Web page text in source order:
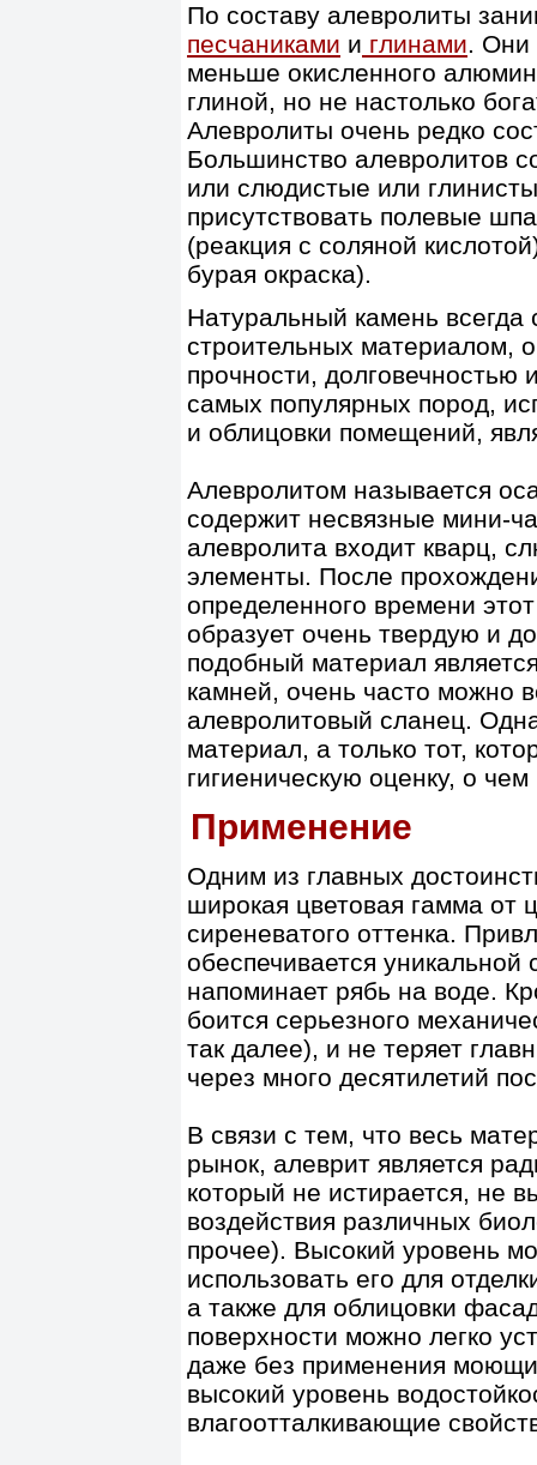
По составу алевролиты
песчаниками и глинами. Они
меньше окисленного
глиной, но не настолько
Алевролиты очень редко
Большинство алевролитов
или слюдистые или
присутствовать полевые
(реакция с соляной
бурая окраска).
Натуральный камень
строительных материалом,
прочности, долговечностью
самых популярных пород,
и облицовки помещений,
Алевролитом называется
содержит несвязные мини-
алевролита входит кварц,
элементы. После
определенного времени
образует очень твердую и
подобный материал
камней, очень часто можно
алевролитовый сланец.
материал, а только тот,
гигиеническую оценку, о
Применение
Одним из главных
широкая цветовая гамма от
сиреневатого оттенка.
обеспечивается уникальной
напоминает рябь на воде.
боится серьезного
так далее), и не теряет
через много десятилетий
В связи с тем, что весь
рынок, алеврит является
который не истирается, не
воздействия различных
прочее). Высокий уровень
использовать его для
а также для облицовки
поверхности можно легко
даже без применения
высокий уровень
влагоотталкивающие